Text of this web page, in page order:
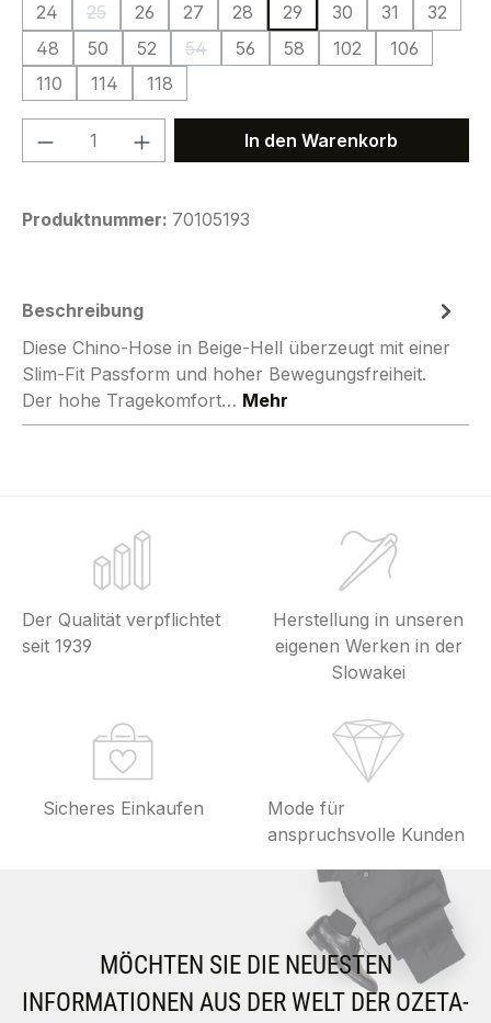
24
25
(Diese Option ist zurzeit nicht verfügbar.)
26 27 28 29 30 31
32
48
50 52 54
(Diese Option ist zurzeit nicht verfügbar.)
56 58 102
106
110
114 118
Produkt Anzahl: Gib denIn den Warenkorb
Produktnummer: 70105193
Beschreibung
Diese Chino-Hose in Beige-Hell überzeugt mit einer
Slim-Fit Passform und hoher Bewegungsfreiheit.
Der hohe Tragekomfort… Mehr
Der Qualität verpflichtet
seit 1939
Herstellung in unseren
eigenen Werken in der
Slowakei
Sicheres Einkaufen
Mode für
anspruchsvolle Kunden
MÖCHTEN SIE DIE NEUESTEN
INFORMATIONEN AUS DER WELT DER OZETA-